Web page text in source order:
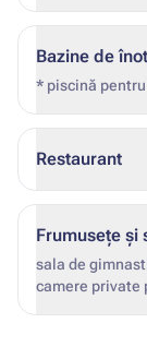
Bazine de înot
* piscină
Restaurant
Frumusețe și
sala de gimnastică salon de înfrumusețare:
camere private